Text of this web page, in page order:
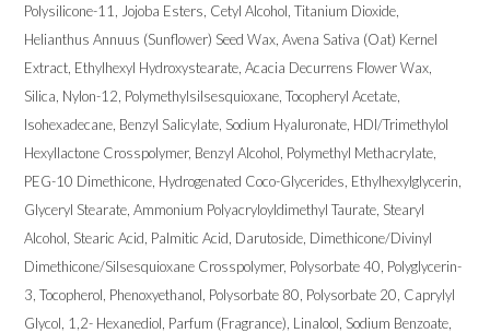
Polysilicone-11, Jojoba Esters, Cetyl Alcohol, Titanium Dioxide,
Helianthus Annuus (Sunflower) Seed Wax, Avena Sativa (Oat) Kernel
Extract, Ethylhexyl Hydroxystearate, Acacia Decurrens Flower Wax,
Silica, Nylon-12, Polymethylsilsesquioxane, Tocopheryl Acetate,
Isohexadecane, Benzyl Salicylate, Sodium Hyaluronate, HDI/Trimethylol
Hexyllactone Crosspolymer, Benzyl Alcohol, Polymethyl Methacrylate,
PEG-10 Dimethicone, Hydrogenated Coco-Glycerides, Ethylhexylglycerin,
Glyceryl Stearate, Ammonium Polyacryloyldimethyl Taurate, Stearyl
Alcohol, Stearic Acid, Palmitic Acid, Darutoside, Dimethicone/Divinyl
Dimethicone/Silsesquioxane Crosspolymer, Polysorbate 40, Polyglycerin-
3, Tocopherol, Phenoxyethanol, Polysorbate 80, Polysorbate 20, Caprylyl
Glycol, 1,2- Hexanediol, Parfum (Fragrance), Linalool, Sodium Benzoate,